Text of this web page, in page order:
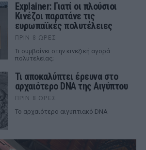
Explainer: Γιατί οι πλούσιοι
Κινέζοι παρατάνε τις
ευρωπαϊκές πολυτέλειες
ΠΡΙΝ 8 ΏΡΕΣ
Τι συμβαίνει στην κινεζική αγορά
πολυτελείας;
Τι αποκαλύπτει έρευνα στο
αρχαιότερο DNA της Αιγύπτου
ΠΡΙΝ 8 ΏΡΕΣ
Το αρχαιότερο αιγυπτιακό DNA